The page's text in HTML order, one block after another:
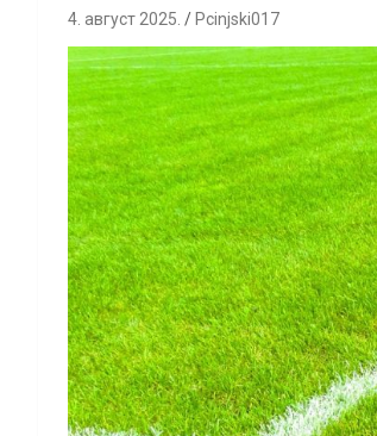
4. август 2025. Pcinjski017